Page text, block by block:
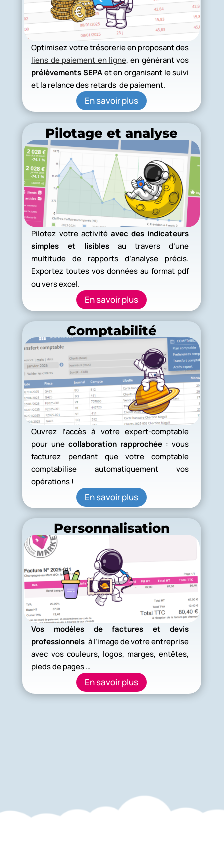
Optimisez votre trésorerie en proposant des
liens de paiement en ligne, en générant vos
prélèvements SEPAet en organisant le suivi
et la relance des retards de paiement.
En savoir plus
Pilotage et analyse
Pilotez votre activité avec des indicateurs
simples et lisibles au travers d’une
multitude de rapports d’analyse précis.
Exportez toutes vos données au format pdf
ou vers excel.
En savoir plus
Comptabilité
Ouvrez l’accès à votre expert-comptable
pour unecollaboration rapprochée : vous
facturez pendant que votre comptable
comptabilise automatiquement vos
opérations !
En savoir plus
Personnalisation
Vos modèles de factures et devis
professionnels à l’image de votre entreprise
avec vos couleurs, logos, marges, entêtes,
pieds de pages …
En savoir plus